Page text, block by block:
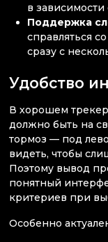
в зависимости
Поддержка
справляться
сразу с
Удобство
В хорошем
должно быть на
тормоз — под
видеть, чтобы
Поэтому вывод
понятный
критериев при
Особенно